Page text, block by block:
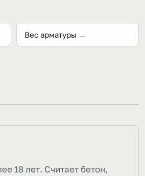
Вес арматуры →
18 лет. Считает бетон,